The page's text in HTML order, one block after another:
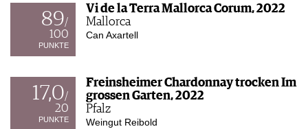
89/
100
PUNKTE
Vi de la Terra Mallorca Corum, 2022
Mallorca
Can Axartell
17,0/
20
PUNKTE
Freinsheimer Chardonnay trocken Im
grossen Garten, 2022
Pfalz
Weingut Reibold